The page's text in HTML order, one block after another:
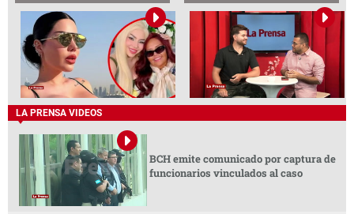
LA PRENSA VIDEOS
BCH emite comunicado por captura de
funcionarios vinculados al caso